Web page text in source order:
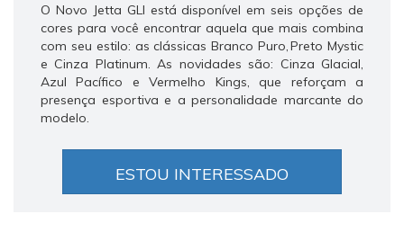
O Novo Jetta GLI está disponível em seis opções de
cores para você encontrar aquela que mais combina
com seu estilo: as clássicas Branco Puro, Preto Mystic
e Cinza Platinum. As novidades são: Cinza Glacial,
Azul Pacífico e Vermelho Kings, que reforçam a
presença esportiva e a personalidade marcante do
modelo.
ESTOU INTERESSADO